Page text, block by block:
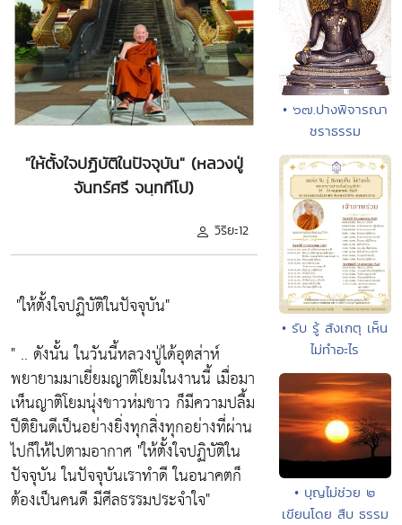
"ให้ตั้งใจปฏิบัติในปัจจุบัน" (หลวงปู่
จันทร์ศรี จนฺททีโป)
วิริยะ12
"ให้ตั้งใจปฏิบัติในปัจจุบัน"
" .. ดังนั้น ในวันนี้หลวงปู่ได้อุตส่าห์
พยายามมาเยี่ยมญาติโยมในงานนี้ เมื่อมา
เห็นญาติโยมนุ่งขาวห่มขาว ก็มีความปลื้ม
ปีติยินดีเป็นอย่างยิ่งทุกสิ่งทุกอย่างที่ผ่าน
ไปก็ให้ไปตามอากาศ "ให้ตั้งใจปฏิบัติใน
ปัจจุบัน ในปัจจุบันเราทำดี ในอนาคตก็
ต้องเป็นคนดี มีศีลธรรมประจำใจ"
• ๖๗.ปางพิจารณา
ชราธรรม
• รับ รู้ สังเกตุ เห็น
ไม่ทำอะไร
• บุญไม่ช่วย ๒
เขียนโดย สืบ ธรรม